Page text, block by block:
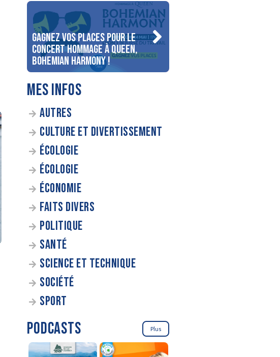
Gagnez vos places pour le
concert Hommage à Queen,
Bohemian Harmony !
MES INFOS
AUTRES
CULTURE ET DIVERTISSEMENT
ÉCOLOGIE
ÉCOLOGIE
ÉCONOMIE
FAITS DIVERS
POLITIQUE
SANTÉ
SCIENCE ET TECHNIQUE
SOCIÉTÉ
SPORT
PODCASTS Plus